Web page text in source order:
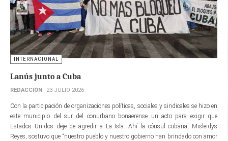
INTERNACIONAL
Lanús junto a Cuba
REDACCIÓN 23 JULIO 2026
Con la participación de organizaciones políticas, sociales y sindicales se hizo en
este municipio del sur del conurbano bonaerense un acto para exigir que
Estados Unidos deje de agredir a La Isla. Ahí la cónsul cubana, Misleidys
Reyes, sostuvo que “nuestro pueblo y nuestro gobierno han brindado con amor